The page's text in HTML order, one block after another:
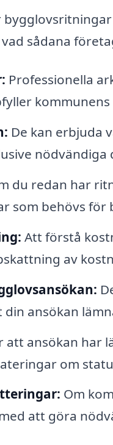
sådana
Professionella
De kan erbjuda
nödvändiga
du redan har
som behövs för
Att förstå
av
ansökan
att ansökan har
om
Om
att göra